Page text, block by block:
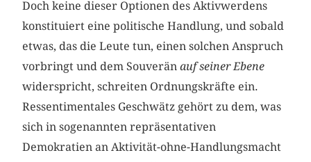
Doch keine dieser Optionen des Aktivwerdens
konstituiert eine politische Handlung, und sobald
etwas, das die Leute tun, einen solchen Anspruch
vorbringt und dem Souveränauf seiner Ebene
widerspricht, schreiten Ordnungskräfte ein.
Ressentimentales Geschwätz gehört zu dem, was
sich in sogenannten repräsentativen
Demokratien an Aktivität-ohne-Handlungsmacht